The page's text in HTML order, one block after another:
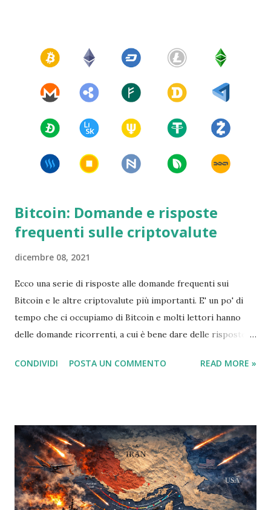
Bitcoin: Domande e risposte
frequenti sulle criptovalute
dicembre 08, 2021
Ecco una serie di risposte alle domande frequenti sui
Bitcoin e le altre criptovalute più importanti. E' un po' di
tempo che ci occupiamo di Bitcoin e molti lettori hanno
delle domande ricorrenti, a cui è bene dare delle risposte
arrabbiare sia i sostenitori che gli oppositori della moneta
valute in generale più di ogni altra cosa. Queste emozioni
possono rendere dibattiti interessanti nelle sezioni dei
commenti, o piuttosto dibattiti che sono interessanti per i
partecipanti. Per molte persone sono semplicemente
un'altra cosa confusa sull'argomento, piena di termini e
CONDIVIDI POSTA UN COMMENTO READ MORE »